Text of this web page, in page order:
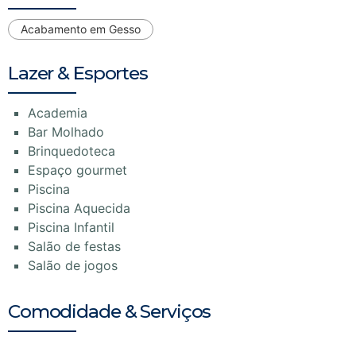
Acabamento em Gesso
Lazer & Esportes
Academia
Bar Molhado
Brinquedoteca
Espaço gourmet
Piscina
Piscina Aquecida
Piscina Infantil
Salão de festas
Salão de jogos
Comodidade & Serviços